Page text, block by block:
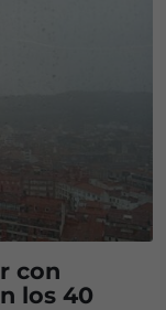
con
los 40